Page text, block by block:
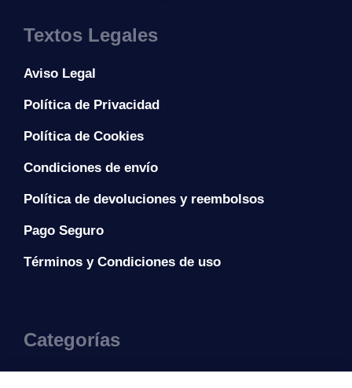
Textos Legales
Aviso Legal
Política de Privacidad
Política de Cookies
Condiciones de envío
Política de devoluciones y reembolsos
Pago Seguro
Términos y Condiciones de uso
Categorías